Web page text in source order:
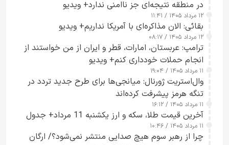
در منطقه نتیجه‌ای جز ناامنی ندارد+ ویدیو
۱۲ مرداد ۱۴۰۵ / ۱۱:۴۱
بقائی: الان مذاکره‌ای با آمریکا نداریم+ ویدیو
۱۲ مرداد ۱۴۰۵ / ۰۸:۱۷
ترامپ: عربستان، امارات، قطر و ایران از من خواستند از
انجام حملات خودداری کنم+ ویدیو
۱۱ مرداد ۱۴۰۵ / ۱۹:۰۴
وال‌استریت ژورنال: میانجی‌ها برای طرح جدید تردد در
تنگه هرمز پیشرفت کرده‌اند
۱۱ مرداد ۱۴۰۵ / ۱۶:۱۲
آخرین قیمت طلا، سکه و ارز یکشنبه 11 مرداد+ جدول
۱۱ مرداد ۱۴۰۵ / ۱۰:۴۶
چرا از رهبر سوم هیچ صدایی منتشر نمی‌شود؟/ ارگان